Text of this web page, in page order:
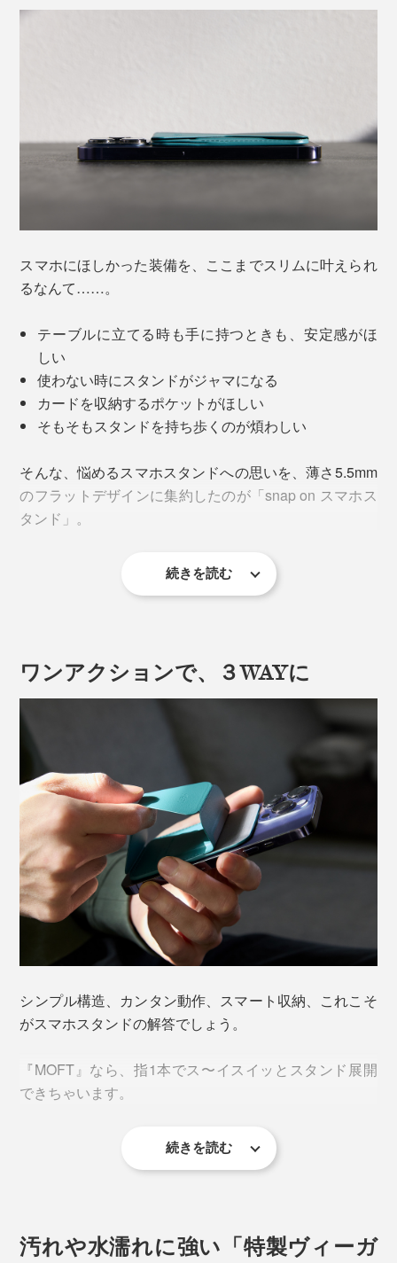
スマホにほしかった装備を、ここまでスリムに叶えられ
るなんて……。
テーブルに立てる時も手に持つときも、安定感がほ
しい
使わない時にスタンドがジャマになる
カードを収納するポケットがほしい
そもそもスタンドを持ち歩くのが煩わしい
そんな、悩めるスマホスタンドへの思いを、薄さ5.5mm
のフラットデザインに集約したのが「snap on スマホス
タンド」。
カラーは７色展開。上段左から、ミスティグレー、ネイビーブルー、ヌード。下
段左からスモークターコイズ、ジェットブラック、サファイアブルー、ジャング
ルグリーン
デザインコンセプトは、「見えない、感じない、気づか
ない」。まさに、普段そこに“ある”ことを感じさせな
い、スマートな折りたたみ式の特許構造です。
iPhone12以降のシリーズの背面に搭載されたMagSafe
に、磁力でピタッとくっつけるだけで、自由に装着・取
り外しができるスマート設計。
続きを読む
ワンアクションで、３WAYに
シンプル構造、カンタン動作、スマート収納、これこそ
がスマホスタンドの解答でしょう。
『MOFT』なら、指1本でス〜イスイッとスタンド展開
できちゃいます。
続きを読む
汚れや水濡れに強い「特製ヴィーガ